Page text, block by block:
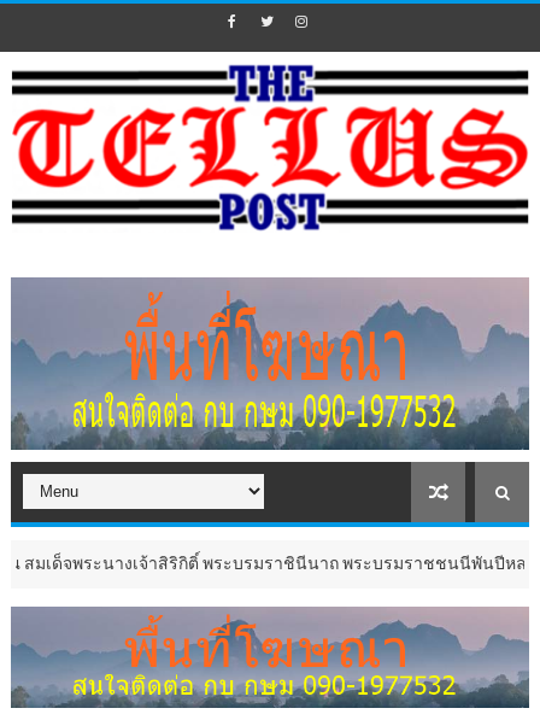
งเจ้าสิริกิติ์ พระบรมราชินีนาถ พระบรมราชชนนีพันปีหลวง ภายใต้งา